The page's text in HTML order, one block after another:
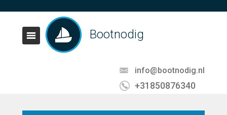
Bootnodig
info@bootnodig.nl
+31850876340